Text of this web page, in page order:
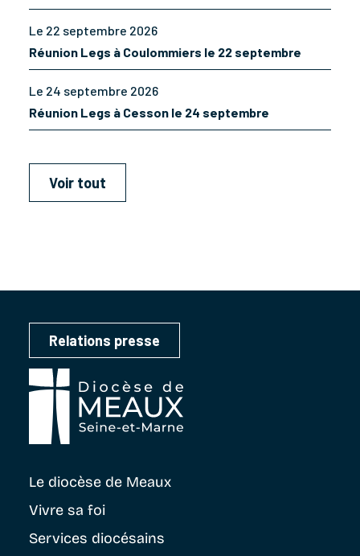
Le 22 septembre 2026
Réunion Legs à Coulommiers le 22 septembre
Le 24 septembre 2026
Réunion Legs à Cesson le 24 septembre
Voir tout
Relations presse
Le diocèse de Meaux
Vivre sa foi
Services diocésains